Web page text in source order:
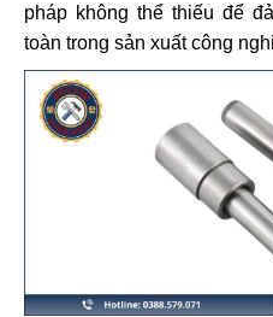
pháp không thể thiếu để
toàn trong sản xuất công